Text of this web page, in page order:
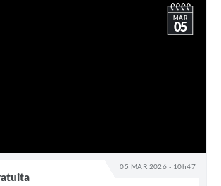
05 MAR 2026 - 10h47
MAR
05